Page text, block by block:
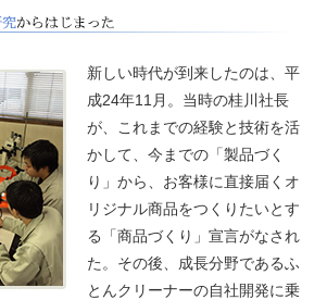
新しい時代が到来したのは、平
成24年11月。当時の桂川社長
が、これまでの経験と技術を活
かして、今までの「製品づく
り」から、お客様に直接届くオ
リジナル商品をつくりたいとす
る「商品づくり」宣言がなされ
た。その後、成長分野であるふ
とんクリーナーの自社開発に乗